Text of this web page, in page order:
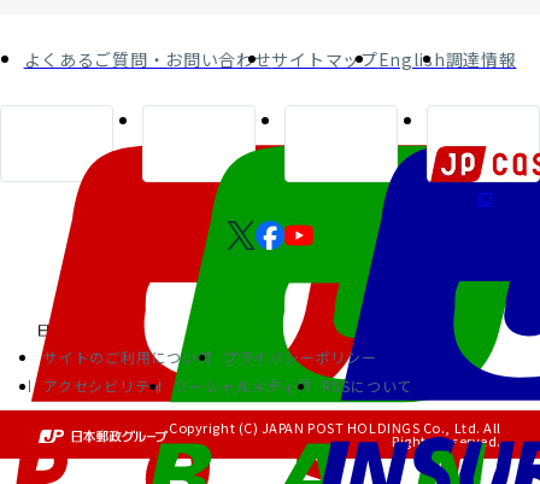
よくあるご質問・お問い合わせサイトマップEnglish調達情報
サイトのご利用について
プライバシーポリシー
アクセシビリティ
ソーシャルメディア RSSについて
Copyright (C) JAPAN POST HOLDINGS Co., Ltd. All
Rights Reserved.